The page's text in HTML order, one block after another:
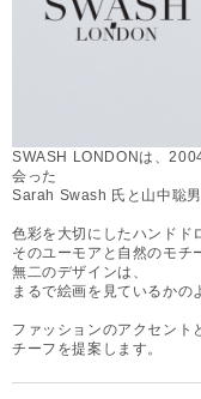
SWASH LONDONは、
会った
Sarah Swash 氏と山中聡
色彩を大切にしたハンドド
そのユーモアと自然のモチ
無二のデザインは、
まるで絵画を見ているかの
ファッションのアクセント
チーフを提案します。